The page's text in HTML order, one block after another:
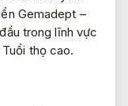
Gemadept –
trong lĩnh vực
Tuổi thọ cao.